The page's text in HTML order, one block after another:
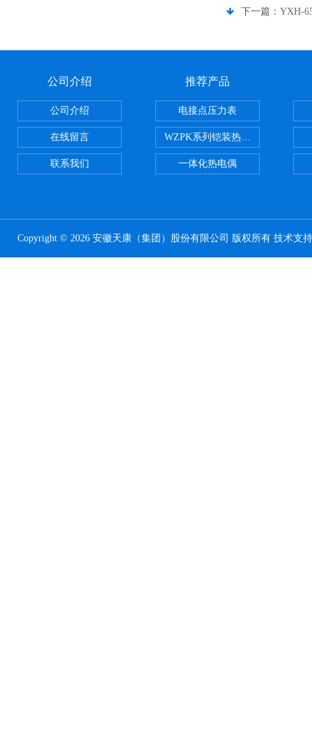
下一篇： YXH-
公司介绍
公司介绍
在线留言
联系我们
推荐产品
电接点压力表
WZPK系列铠装热电阻
一体化热电偶
Copyright © 2026 安徽天康（集团）股份有限公司 版权所有 技术支